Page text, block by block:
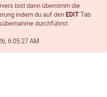
bist dann übernimm die
indem du auf denEDITTab
durchführst.
6:05:27 AM